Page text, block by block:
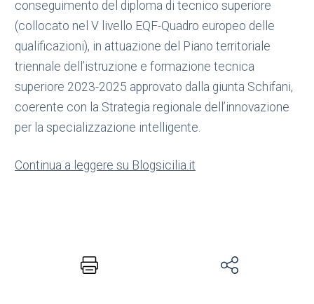
conseguimento del diploma di tecnico superiore
(collocato nel V livello EQF-Quadro europeo delle
qualificazioni), in attuazione del Piano territoriale
triennale dell’istruzione e formazione tecnica
superiore 2023-2025 approvato dalla giunta Schifani,
coerente con la Strategia regionale dell’innovazione
per la specializzazione intelligente.
Continua a leggere su Blogsicilia.it